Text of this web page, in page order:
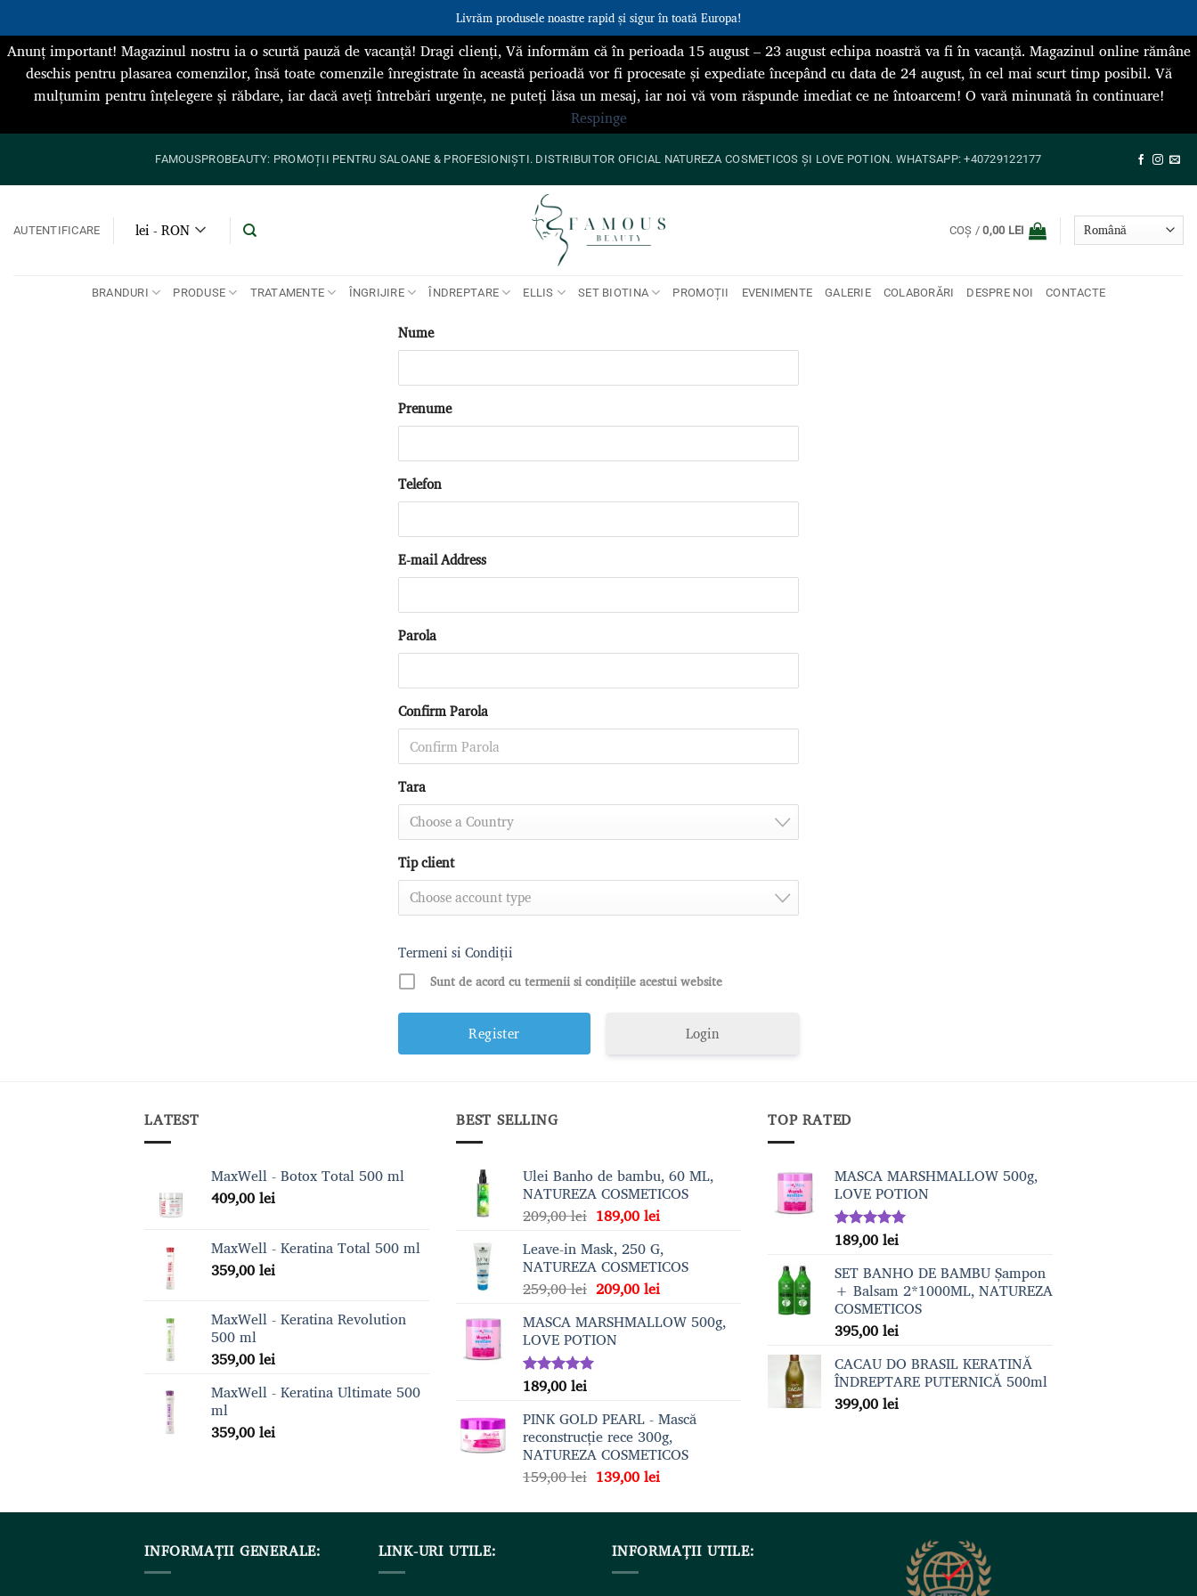
Livrăm produsele noastre rapid și sigur în toată Europa!
Anunț important! Magazinul nostru ia o scurtă pauză de vacanță! Dragi clienți, Vă informăm că în perioada 15 august – 23 august echipa noastră va fi în vacanță. Magazinul online rămâne
deschis pentru plasarea comenzilor, însă toate comenzile înregistrate în această perioadă vor fi procesate și expediate începând cu data de 24 august, în cel mai scurt timp posibil. Vă
mulțumim pentru înțelegere și răbdare, iar dacă aveți întrebări urgențe, ne puteți lăsa un mesaj, iar noi vă vom răspunde imediat ce ne întoarcem! O vară minunată în continuare!
Respinge
content
FAMOUSPROBEAUTY: PROMOȚII PENTRU SALOANE & PROFESIONIȘTI. DISTRIBUITOR OFICIAL NATUREZA COSMETICOS ȘI LOVE POTION. WHATSAPP: +40729122177
AUTENTIFICARE lei - RON COȘ /0,00 LEI
BRANDURI PRODUSE TRATAMENTE ÎNGRIJIRE ÎNDREPTARE ELLIS SET BIOTINA PROMOȚII EVENIMENTE GALERIE COLABORĂRI DESPRE NOI CONTACTE
Nume
Prenume
Telefon
E-mail Address
Parola
Confirm Parola
Tara
Choose a Country
Tip client
Choose account type
Termeni si Condiții
Sunt de acord cu termenii si condițiile acestui website
Login
LATEST
MaxWell - Botox Total 500 ml
409,00lei
MaxWell - Keratina Total 500 ml
359,00lei
MaxWell - Keratina Revolution
500 ml
359,00lei
MaxWell - Keratina Ultimate 500
ml
359,00lei
BEST SELLING
Ulei Banho de bambu, 60 ML,
NATUREZA COSMETICOS
209,00lei Prețul
a
fost:
209,00 lei.
189,00leiPrețul
este:
189,00 lei.
Leave-in Mask, 250 G,
NATUREZA COSMETICOS
259,00lei Prețul
a
fost:
209,00leiPrețul
este:
MASCA MARSHMALLOW 500g,
LOVE POTION
Evaluat la
5.00din 5
189,00lei
PINK GOLD PEARL - Mască
reconstrucție rece 300g,
NATUREZA COSMETICOS
159,00lei Prețul
a
159,00 lei.
139,00leiPrețul
este:
TOP RATED
MASCA MARSHMALLOW 500g,
LOVE POTION
Evaluat la
5.00din 5
189,00lei
SET BANHO DE BAMBU Șampon
+ Balsam 2*1000ML, NATUREZA
COSMETICOS
395,00lei
CACAU DO BRASIL KERATINĂ
ÎNDREPTARE PUTERNICĂ 500ml
399,00lei
INFORMAȚII GENERALE: LINK-URI UTILE: INFORMAȚII UTILE: